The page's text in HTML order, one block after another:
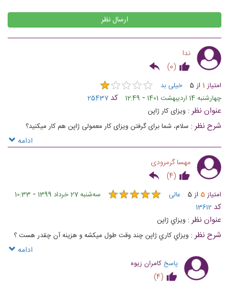
ارسال نظر
ندا
(
0
)
امتیاز 1 از 5 خیلی بد ★★★★★
★★★★★
چهارشنبه 14 اردیبهشت 1401 -
12:49 کد 25437
عنوان نظر : ویزای کار ژاپن
شرح نظر : سلام، شما برای گرفتن ویزای کار معمولی ژاپن هم کار میکنید؟
ادامه
مهسا گرمرودی
(
4
)
امتیاز5 از 5 عالی ★★★★★
★★★★★ ﺳﻪشنبه 27 خرداد 1399 -
10:33
کد 13612
عنوان نظر : ويزاي ژاپن
شرح نظر : ويزاي كاري ژاپن چند وقت طول ميكشه و هزينه آن چقدر هست ؟
ادامه
پاسخ کامران زیوه
(
4
)